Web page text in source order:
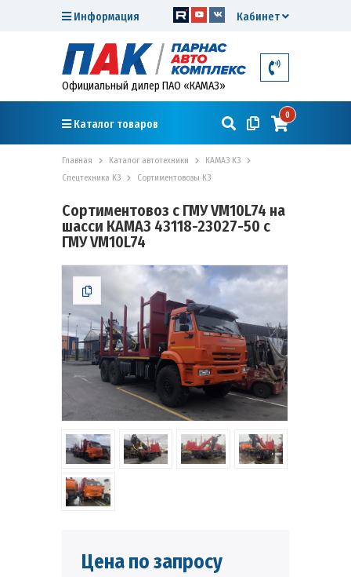
Кабинет
Информация
Официальный дилер ПАО «КАМАЗ»
Каталог товаров
0
Главная Каталог автотехники
КАМАЗ К3
Спецтехника К3
Сортиментовозы К3
Сортиментовоз с ГМУ VM10L74 на
шасси КАМАЗ 43118-23027-50 с
ГМУ VM10L74
Цена по запросу